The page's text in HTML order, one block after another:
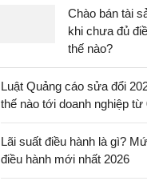
Chào bán tài
khi chưa đủ
thế nào?
Luật Quảng cáo sửa đổi
thế nào tới doanh nghiệp từ
Lãi suất điều hành là gì?
điều hành mới nhất 2026